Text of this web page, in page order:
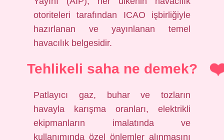
otoriteleri tarafından ICAO işbirliğiyle
hazırlanan ve yayınlanan temel
havacılık belgesidir.
Tehlikeli saha ne demek?
Patlayıcı gaz, buhar ve tozların
havayla karışma oranları, elektrikli
ekipmanların imalatında ve
kullanımında özel önlemler alınmasını